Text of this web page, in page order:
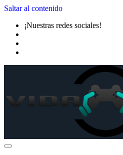
Saltar al contenido
¡Nuestras redes sociales!